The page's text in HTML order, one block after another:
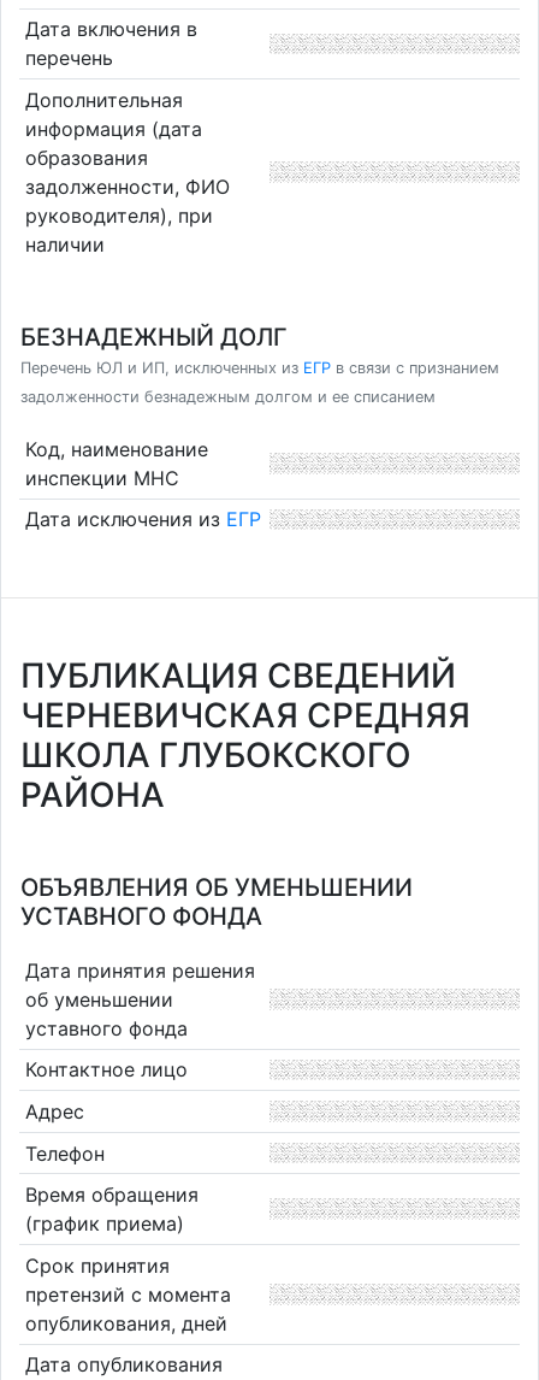
Дата включения в
перечень
Дополнительная
информация (дата
образования
задолженности, ФИО
руководителя), при
наличии
БЕЗНАДЕЖНЫЙ ДОЛГ
Перечень ЮЛ и ИП, исключенных из ЕГР в связи с признанием
задолженности безнадежным долгом и ее списанием
Код, наименование
инспекции МНС
Дата исключения из ЕГР
ПУБЛИКАЦИЯ СВЕДЕНИЙ
ЧЕРНЕВИЧСКАЯ СРЕДНЯЯ
ШКОЛА ГЛУБОКСКОГО
РАЙОНА
ОБЪЯВЛЕНИЯ ОБ УМЕНЬШЕНИИ
УСТАВНОГО ФОНДА
Дата принятия решения
об уменьшении
уставного фонда
Контактное лицо
Адрес
Телефон
Время обращения
(график приема)
Срок принятия
претензий с момента
опубликования, дней
Дата опубликования